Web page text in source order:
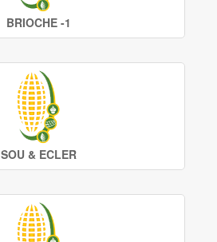
BRIOCHE -1
SOU & ECLER